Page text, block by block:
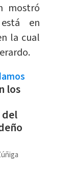
mostró
en
la cual
los